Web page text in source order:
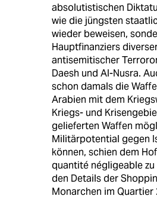
absolutistischen
wie die jüngsten
wieder beweisen,
Hauptfinanziers
antisemitischer
Daesh und Al-Nusra.
schon damals die
Arabien mit dem
Kriegs- und
gelieferten Waffen
Militärpotential gegen
können, schien dem
quantité négligeable zu
den Details der
Monarchen im Quartier